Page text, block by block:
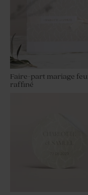
Faire-part mariage
raffiné